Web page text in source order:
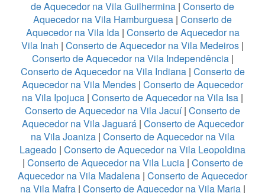
de Aquecedor na Vila Guilhermina | Conserto de
Aquecedor na Vila Hamburguesa | Conserto de
Aquecedor na Vila Ida| Conserto de Aquecedor na
Vila Inah | Conserto de Aquecedor na Vila Medeiros |
Conserto de Aquecedor na Vila Independência|
Conserto de Aquecedor na Vila Indiana| Conserto de
Aquecedor na Vila Mendes | Conserto de Aquecedor
na Vila Ipojuca | Conserto de Aquecedor na Vila Isa |
Conserto de Aquecedor na Vila Jacuí| Conserto de
Aquecedor na Vila Jaguará| Conserto de Aquecedor
na Vila Joaniza| Conserto de Aquecedor na Vila
Lageado | Conserto de Aquecedor na Vila Leopoldina
| Conserto de Aquecedor na Vila Lucia| Conserto de
Aquecedor na Vila Madalena | Conserto de Aquecedor
na Vila Mafra | Conserto de Aquecedor na Vila Maria|